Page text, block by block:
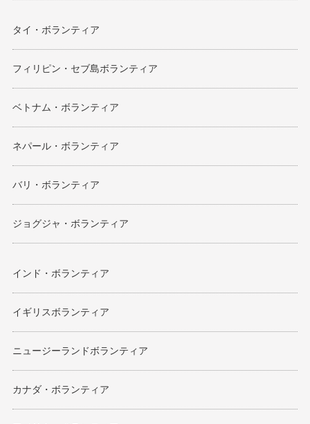
タイ・ボランティア
フィリピン・セブ島ボランティア
ベトナム・ボランティア
ネパール・ボランティア
バリ・ボランティア
ジョグジャ・ボランティア
インド・ボランティア
イギリスボランティア
ニュージーランドボランティア
カナダ・ボランティア